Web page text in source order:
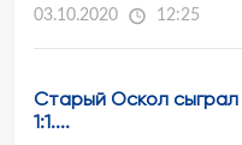
03.10.2020 12:25
Старый Оскол
1:1....